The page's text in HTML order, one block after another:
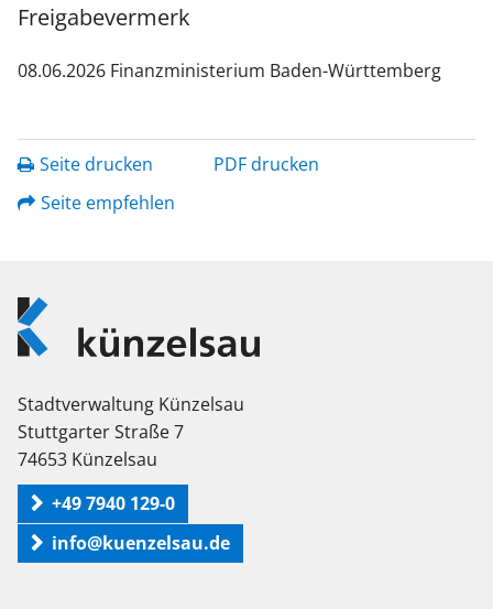
Freigabevermerk
08.06.2026 Finanzministerium Baden-Württemberg
Seite drucken
PDF drucken
Seite empfehlen
Logo
Künzelsau
Stadtverwaltung Künzelsau
Stuttgarter Straße 7
74653 Künzelsau
+49 7940 129-0
info@kuenzelsau.de